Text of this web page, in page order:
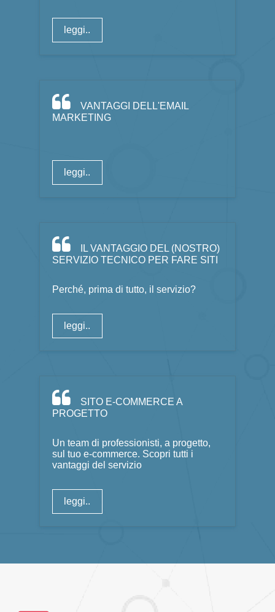
leggi..
VANTAGGI DELL'EMAIL
MARKETING
leggi..
IL VANTAGGIO DEL (NOSTRO)
SERVIZIO TECNICO PER FARE SITI
Perché, prima di tutto, il servizio?
leggi..
SITO E-COMMERCE A
PROGETTO
Un team di professionisti, a progetto,
sul tuo e-commerce. Scopri tutti i
vantaggi del servizio
leggi..